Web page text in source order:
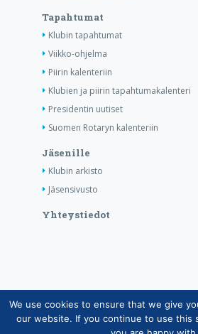
Tapahtumat
Klubin tapahtumat
Viikko-ohjelma
Piirin kalenteriin
Klubien ja piirin tapahtumakalenteri
Presidentin uutiset
Suomen Rotaryn kalenteriin
Jäsenille
Klubin arkisto
Jäsensivusto
Yhteystiedot
Copyright © Suomen
Jäsentietojärjestelmän
We use cookies to ensure that we give
our website. If you continue to use this